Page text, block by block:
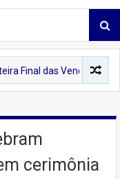
Vendas: Como o
cerimônia